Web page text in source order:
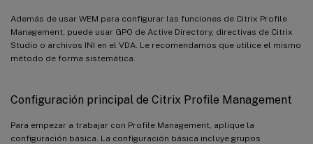
Además de usar WEM para configurar las funciones de Citrix Profile
Management, puede usar GPO de Active Directory, directivas de Citrix
Studio o archivos INI en el VDA. Le recomendamos que utilice el mismo
método de forma sistemática.
Configuración principal de Citrix Profile Management
Para empezar a trabajar con Profile Management, aplique la
configuración básica. La configuración básica incluye grupos